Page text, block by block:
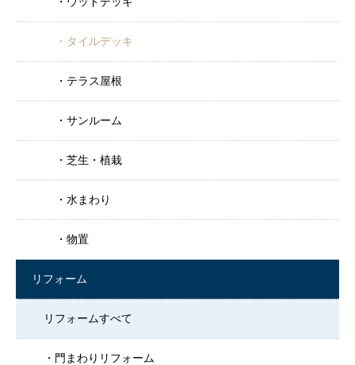
タイルデッキ
テラス屋根
サンルーム
芝生・植栽
水まわり
物置
リフォーム
リフォームすべて
門まわりリフォーム